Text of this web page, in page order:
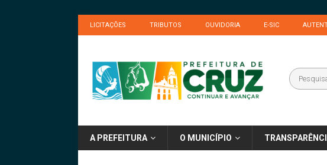
LICITAÇÕES TRIBUTOS OUVIDORIA E-SIC
A PREFEITURA O MUNICÍPIO